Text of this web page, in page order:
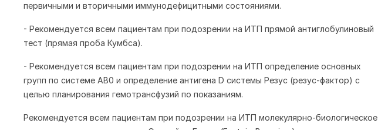
первичными и вторичными иммунодефицитными состояниями.
- Рекомендуется всем пациентам при подозрении на ИТП прямой антиглобулиновый
тест (прямая проба Кумбса).
- Рекомендуется всем пациентам при подозрении на ИТП определение основных
групп по системе AB0 и определение антигена D системы Резус (резус-фактор) с
целью планирования гемотрансфузий по показаниям.
Рекомендуется всем пациентам при подозрении на ИТП молекулярно-биологическое